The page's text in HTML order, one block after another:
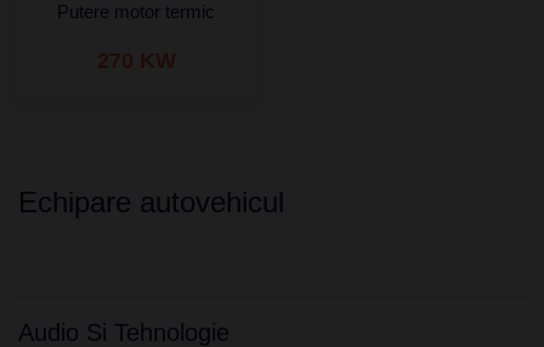
Putere motor termic
270 KW
Echipare autovehicul
Audio Si Tehnologie